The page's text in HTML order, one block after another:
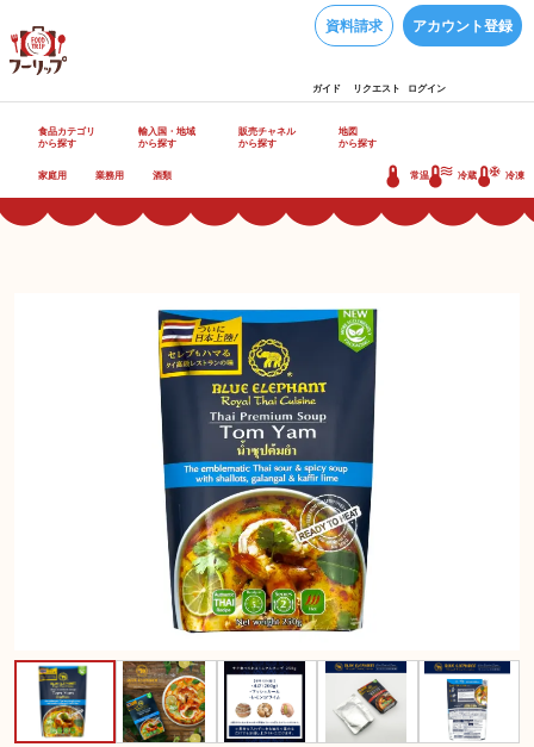
資料請求 アカウント登録
ガイド リクエスト ログイン
食品カテゴリ
から探す
輸入国・地域
から探す
販売チャネル
から探す
地図
から探す
家庭用 業務用 酒類 常温 冷蔵 冷凍